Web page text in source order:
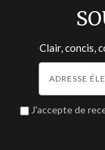
Clair, concis,
J'accepte de